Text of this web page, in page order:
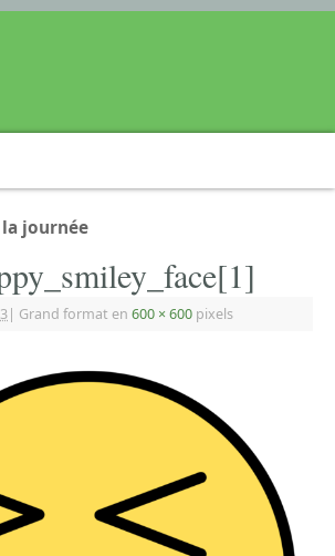
journée
| Grand format en 600 × 600 pixels